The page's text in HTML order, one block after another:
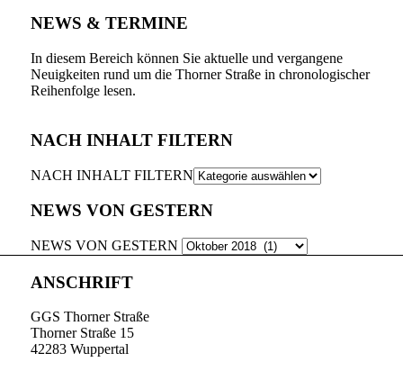
NEWS & TERMINE
In diesem Bereich können Sie aktuelle und vergangene
Neuigkeiten rund um die Thorner Straße in chronologischer
Reihenfolge lesen.
NACH INHALT FILTERN
NACH INHALT FILTERN
NEWS VON GESTERN
NEWS VON GESTERN
ANSCHRIFT
GGS Thorner Straße
Thorner Straße 15
42283 Wuppertal